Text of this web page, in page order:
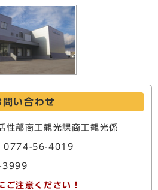
問い合わせ
性部商工観光課商工観光係
0774-56-4019
3999
ご注意ください！